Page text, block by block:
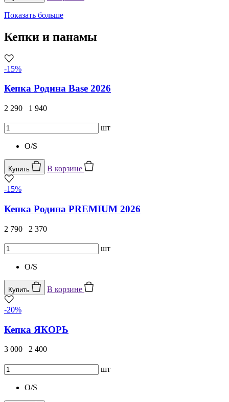
Показать больше
Кепки и панамы
-15%
Кепка Родина Base 2026
2 290 1 940
шт
O/S
Купить В корзине
-15%
Кепка Родина PREMIUM 2026
2 790 2 370
шт
O/S
Купить В корзине
-20%
Кепка ЯКОРЬ
3 000 2 400
шт
O/S